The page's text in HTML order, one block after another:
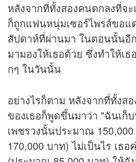
หลังจากที่ทั้งสองคนตกลงที่จ
ก็ถูกแฟนหนุ่มเซอร์ไพรส์ขอแ
สัปดาห์ที่ผ่านมา ในตอนนั้นอี
มามองให้เธอด้วย ซึ่งทำให้เ
กๆ ในวันนั้น
อย่างไรก็ตาม หลังจากที่ทั้งส
ของเธอก็พูดขึ้นมาว่า "ฉันเก็
เพชรวงนั้นประมาณ
170,000 บาท) ไม่เป็นไร เธ